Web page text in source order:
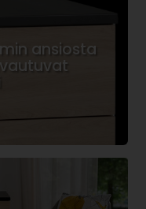
ansiosta